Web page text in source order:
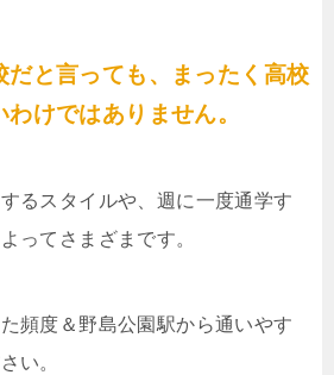
だと言っても、まったく高校
けではありません。
るスタイルや、週に一度通学す
ってさまざまです。
頻度＆野島公園駅から通いやす
い。